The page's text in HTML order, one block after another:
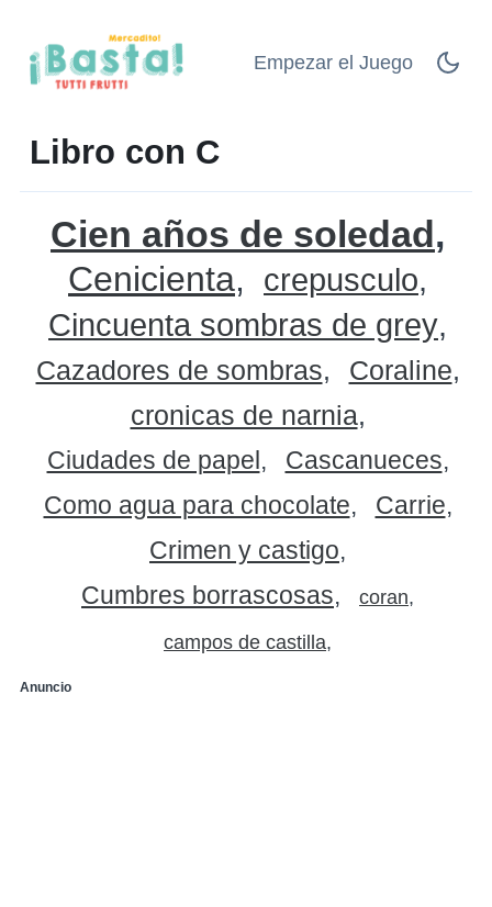
Empezar el Juego
Libro con C
Cien años de soledad
Cenicienta
crepusculo
Cincuenta sombras de grey
Cazadores de sombras
Coraline
cronicas de narnia
Ciudades de papel
Cascanueces
Como agua para chocolate
Carrie
Crimen y castigo
Cumbres borrascosas
coran
campos de castilla
Anuncio